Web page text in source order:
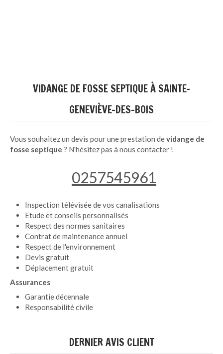
VIDANGE DE FOSSE SEPTIQUE À SAINTE-
GENEVIÈVE-DES-BOIS
Vous souhaitez un devis pour une prestation devidange de
fosse septique ? N'hésitez pas à nous contacter !
0257545961
Inspection télévisée de vos canalisations
Etude et conseils personnalisés
Respect des normes sanitaires
Contrat de maintenance annuel
Respect de l'environnement
Devis gratuit
Déplacement gratuit
Assurances
Garantie décennale
Responsabilité civile
DERNIER AVIS CLIENT